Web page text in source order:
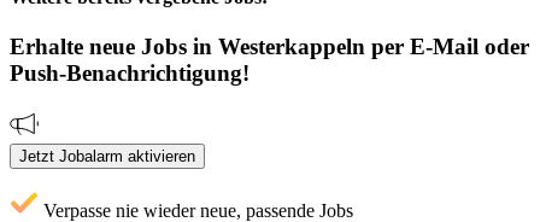
Erhalte neue Jobs in Westerkappeln per E-Mail oder
Push-Benachrichtigung!
Jetzt Jobalarm aktivieren
Verpasse nie wieder neue, passende Jobs